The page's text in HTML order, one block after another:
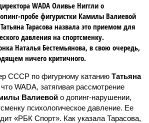
WADA Оливье Ниггли о
пробе фигуристки Камилы Валиевой
Тарасова назвала это приемом для
давления на спортсменку.
Наталья Бестемьянова, в свою очередь,
ничего критичного.
СССР по фигурному катанию Татьяна
WADA, затягивая рассмотрение
Валиевой о допинг-нарушении,
психологическое давление. Ее
«РБК Спорт». Как указала Тарасова,